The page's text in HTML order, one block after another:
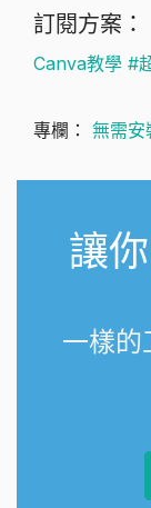
訂閱方案：
Canva教學 #
專欄： 無需安
讓
一樣的